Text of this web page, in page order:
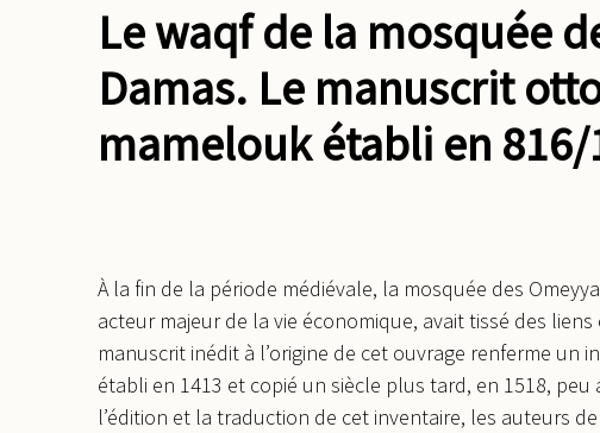
Le waqf de la mosquée
Damas. Le manuscrit
mamelouk établi en 816/
À la fin de la période médiévale, la mosquée des
acteur majeur de la vie économique, avait tissé des
manuscrit inédit à l’origine de cet ouvrage renferme un
établi en 1413 et copié un siècle plus tard, en 1518,
l’édition et la traduction de cet inventaire, les auteurs